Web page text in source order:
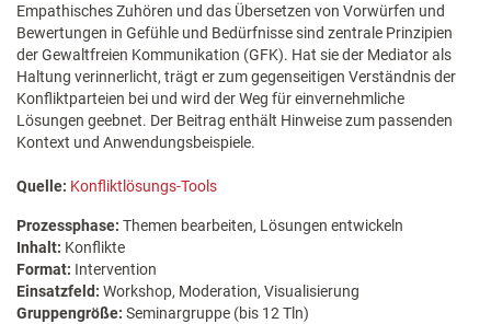
Empathisches Zuhören und das Übersetzen von Vorwürfen und
Bewertungen in Gefühle und Bedürfnisse sind zentrale Prinzipien
der Gewaltfreien Kommunikation (GFK). Hat sie der Mediator als
Haltung verinnerlicht, trägt er zum gegenseitigen Verständnis der
Konfliktparteien bei und wird der Weg für einvernehmliche
Lösungen geebnet. Der Beitrag enthält Hinweise zum passenden
Kontext und Anwendungsbeispiele.
Quelle: Konfliktlösungs-Tools
Prozessphase: Themen bearbeiten, Lösungen entwickeln
Inhalt: Konflikte
Format: Intervention
Einsatzfeld: Workshop, Moderation, Visualisierung
Gruppengröße: Seminargruppe (bis 12 Tln)